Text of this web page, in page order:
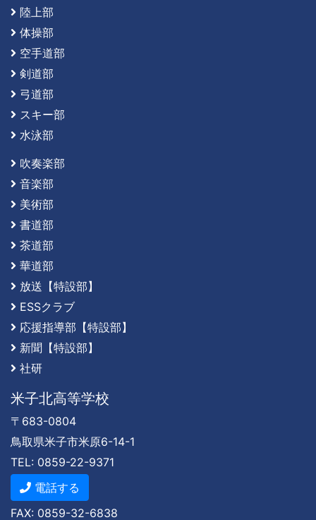
陸上部
体操部
空手道部
剣道部
弓道部
スキー部
水泳部
吹奏楽部
音楽部
美術部
書道部
茶道部
華道部
放送【特設部】
ESSクラブ
応援指導部【特設部】
新聞【特設部】
社研
米子北高等学校
〒683-0804
鳥取県米子市米原6-14-1
TEL: 0859-22-9371
電話する
FAX: 0859-32-6838